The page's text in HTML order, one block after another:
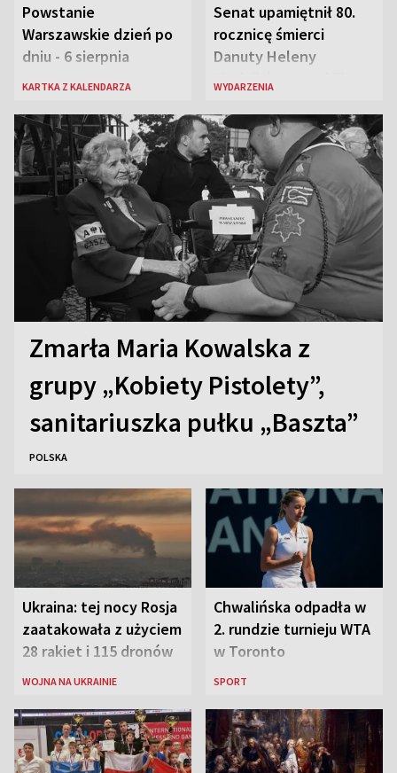
Powstanie
Warszawskie dzień po
dniu - 6 sierpnia
KARTKA Z KALENDARZA
Senat upamiętnił 80.
rocznicę śmierci
Danuty Heleny
Siedzikówny „Inki”
WYDARZENIA
Zmarła Maria Kowalska z
grupy „Kobiety Pistolety”,
sanitariuszka pułku „Baszta”
POLSKA
Ukraina: tej nocy Rosja
zaatakowała z użyciem
28 rakiet i 115 dronów
WOJNA NA UKRAINIE
Chwalińska odpadła w
2. rundzie turnieju WTA
w Toronto
SPORT